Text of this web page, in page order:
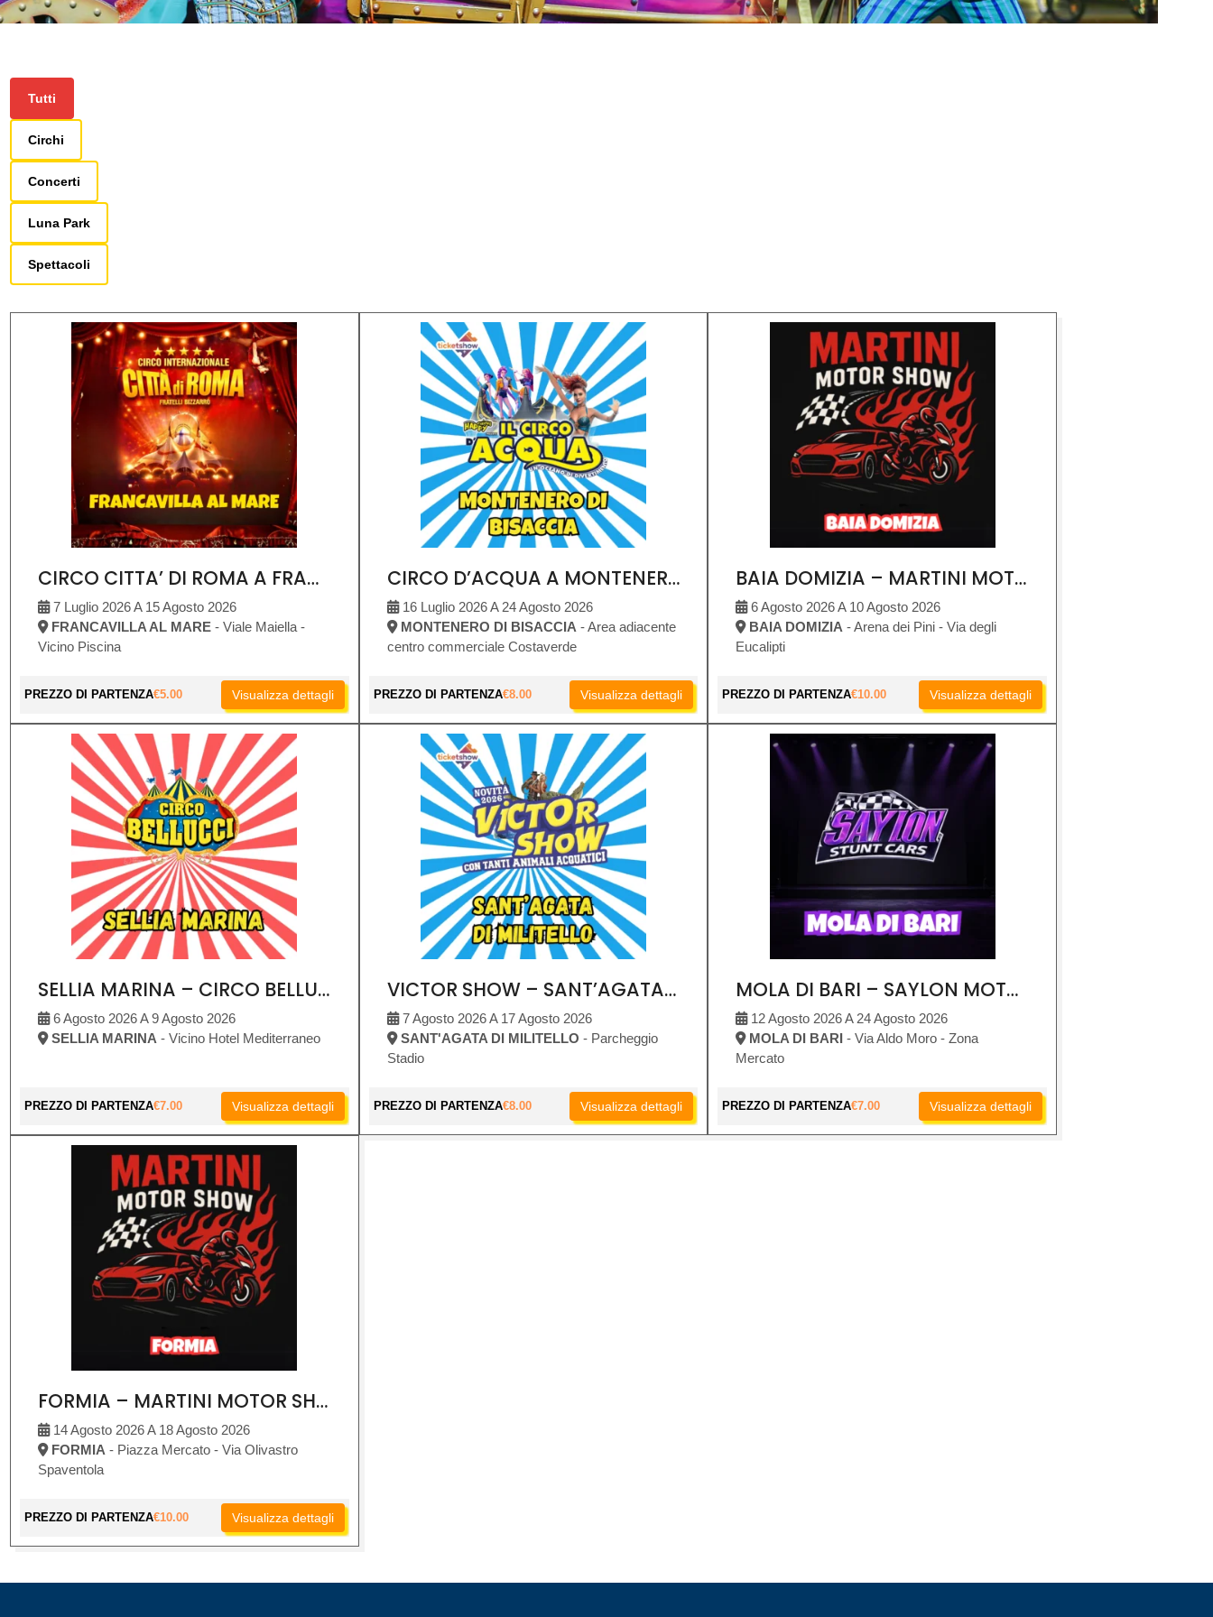
Tutti
Circhi
Concerti
Luna Park
Spettacoli
CIRCO CITTA’ DI ROMA A FRANCAVILLA AL MARE
7 Luglio 2026 A 15 Agosto 2026
FRANCAVILLA AL MARE - Viale Maiella -
Vicino Piscina
PREZZO DI PARTENZA€5.00 Visualizza dettagli
CIRCO D’ACQUA A MONTENERO DI BISACCIA
16 Luglio 2026 A 24 Agosto 2026
MONTENERO DI BISACCIA - Area adiacente
centro commerciale Costaverde
PREZZO DI PARTENZA€8.00 Visualizza dettagli
BAIA DOMIZIA – MARTINI MOTOR SHOW
6 Agosto 2026 A 10 Agosto 2026
BAIA DOMIZIA - Arena dei Pini - Via degli
Eucalipti
PREZZO DI PARTENZA€10.00 Visualizza dettagli
SELLIA MARINA – CIRCO BELLUCCI
6 Agosto 2026 A 9 Agosto 2026
SELLIA MARINA - Vicino Hotel Mediterraneo
PREZZO DI PARTENZA€7.00 Visualizza dettagli
VICTOR SHOW – SANT’AGATA DI MILITELLO
7 Agosto 2026 A 17 Agosto 2026
SANT'AGATA DI MILITELLO - Parcheggio
Stadio
PREZZO DI PARTENZA€8.00 Visualizza dettagli
MOLA DI BARI – SAYLON MOTOR SHOW
12 Agosto 2026 A 24 Agosto 2026
MOLA DI BARI - Via Aldo Moro - Zona
Mercato
PREZZO DI PARTENZA€7.00 Visualizza dettagli
FORMIA – MARTINI MOTOR SHOW
14 Agosto 2026 A 18 Agosto 2026
FORMIA - Piazza Mercato - Via Olivastro
Spaventola
PREZZO DI PARTENZA€10.00 Visualizza dettagli